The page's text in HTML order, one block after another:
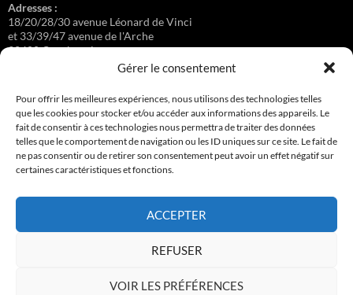
Gérer le consentement
Pour offrir les meilleures expériences, nous utilisons des technologies telles
que les cookies pour stocker et/ou accéder aux informations des appareils. Le
fait de consentir à ces technologies nous permettra de traiter des données
telles que le comportement de navigation ou les ID uniques sur ce site. Le fait de
ne pas consentir ou de retirer son consentement peut avoir un effet négatif sur
certaines caractéristiques et fonctions.
ACCEPTER
REFUSER
VOIR LES PRÉFÉRENCES
Adresses :
18/20/28/30 avenue Léonard de Vinci
et 33/39/47 avenue de l'Arche
92400 Courbevoie
Régisseuse :
Loge au 39 Avenue de l'Arche.
Connexion
Copyright © 2017-2026 résidence Apollonia 1